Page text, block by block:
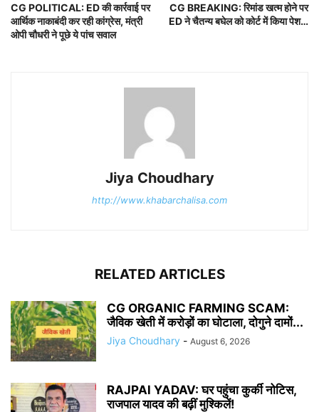
CG POLITICAL: ED की कार्रवाई पर
आर्थिक नाकाबंदी कर रही कांग्रेस, मंत्री
ओपी चौधरी ने पूछे ये पांच सवाल
CG BREAKING: रिमांड खत्म होने पर
ED ने चैतन्य बघेल को कोर्ट में किया पेश…
Jiya Choudhary
http://www.khabarchalisa.com
RELATED ARTICLES
CG ORGANIC FARMING SCAM:
जैविक खेती में करोड़ों का घोटाला, दोगुने दामों...
Jiya Choudhary - August 6, 2026
RAJPAl YADAV: घर पहुंचा कुर्की नोटिस,
राजपाल यादव की बढ़ीं मुश्किलें!